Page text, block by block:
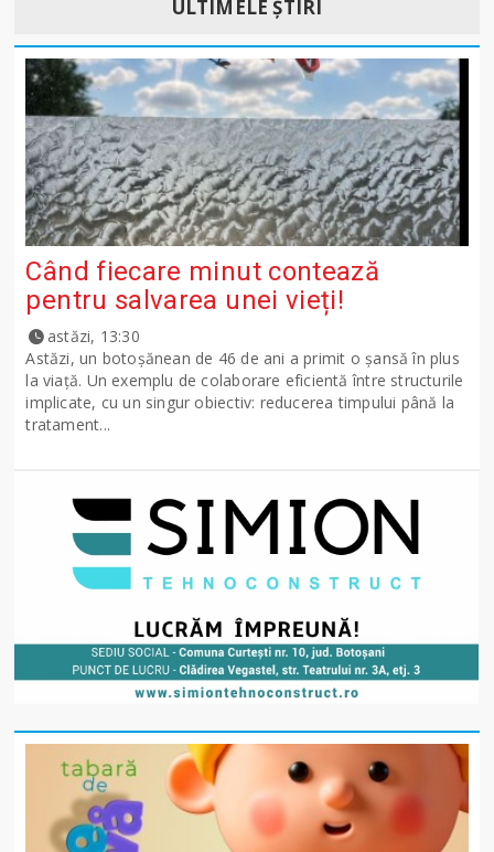
ULTIMELE ȘTIRI
Când fiecare minut contează
pentru salvarea unei vieți!
astăzi, 13:30
Astăzi, un botoșănean de 46 de ani a primit o șansă în plus
la viață. Un exemplu de colaborare eficientă între structurile
implicate, cu un singur obiectiv: reducerea timpului până la
tratament...